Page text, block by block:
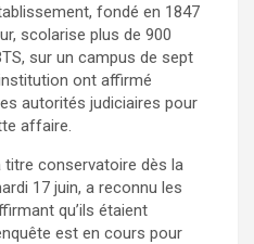
fondé en 1847
scolarise plus de 900
sur un campus de sept
ont affirmé
autorités judiciaires pour
affaire.
titre conservatoire dès la
17 juin, a reconnu les
qu’ils étaient
est en cours pour